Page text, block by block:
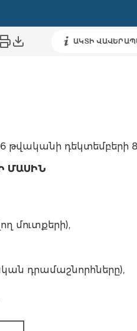
ԱԿՏԻ
թվականի դեկտեմբերի
ՄԱՍԻՆ
մուտքերի),
դրամաշնորհները),